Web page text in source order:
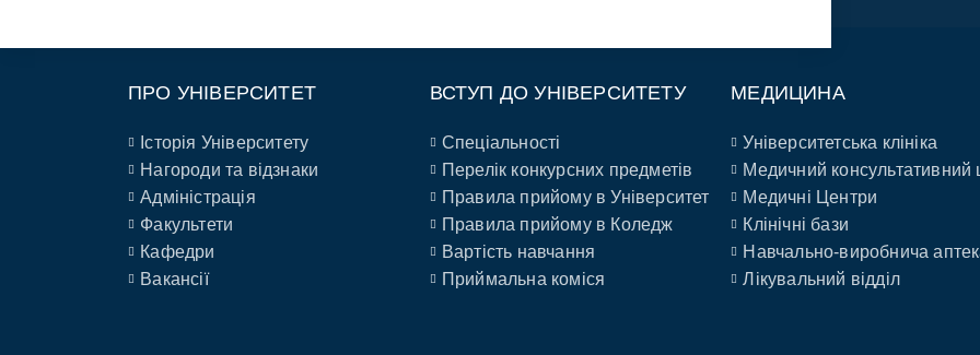
ПРО УНІВЕРСИТЕТ
Історія Університету
Нагороди та відзнаки
Адміністрація
Факультети
Кафедри
Вакансії
ВСТУП ДО УНІВЕРСИТЕТУ
Спеціальності
Перелік конкурсних предметів
Правила прийому в Університет
Правила прийому в Коледж
Вартість навчання
Приймальна коміся
МЕДИЦИНА
Університетська клініка
Медичний консультативний
Медичні Центри
Клінічні бази
Навчально-виробнича
Лікувальний відділ